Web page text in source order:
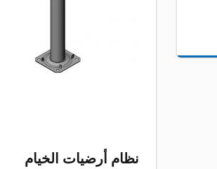
نظام أرضيات الخيام